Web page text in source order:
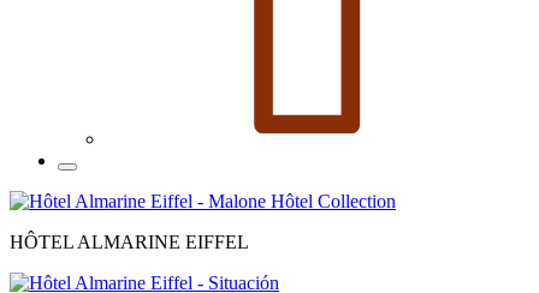
HÔTEL ALMARINE EIFFEL